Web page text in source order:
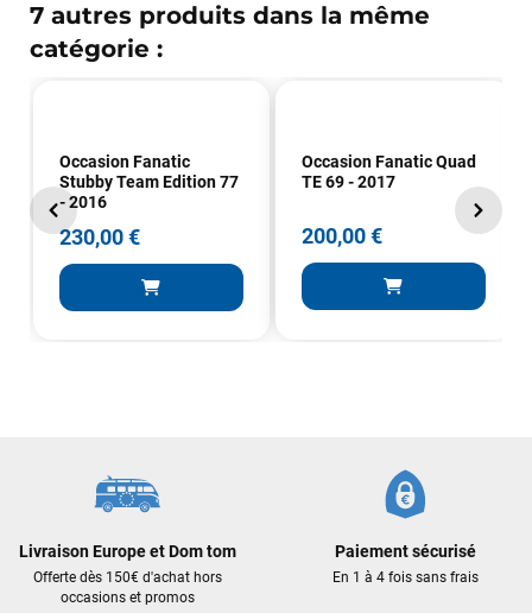
7 autres produits dans la même
catégorie :
Occasion Fanatic
Stubby Team Edition 77
- 2016
230,00 €
Occasion Fanatic Quad
TE 69 - 2017
200,00 €
Livraison Europe et Dom tom
Offerte dès 150€ d'achat hors
occasions et promos
Paiement sécurisé
En 1 à 4 fois sans frais
François
plus. Niveau réactivité, c’est au top : la commande est partie
le lendemain, et j’ai bien reçu tout le matériel dans un colis
propre et soigné. Plus qu’à tester ça sur l’eau ! Je
recommande vivement ce magasin pour son
professionnalisme et sa réactivité.
Maronui RICHMOND
il y a 3 mois
J'ai acheté une voile d'occasion depuis Tahiti. Super service.
L'envoi a été rapide. La voile est arrivée en super état.
Mauruuru roa.